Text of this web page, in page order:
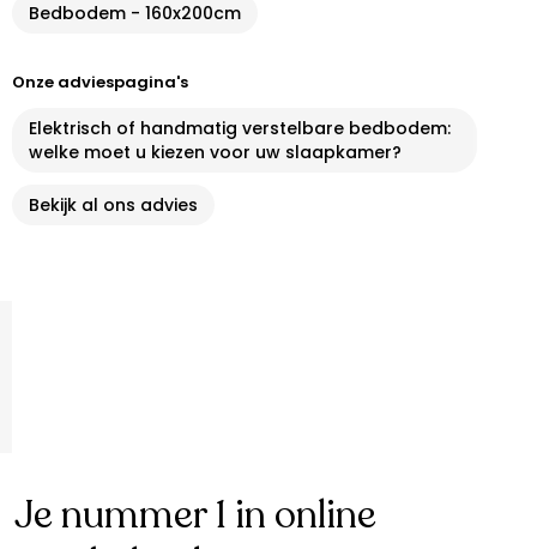
Bedbodem - 160x200cm
Onze adviespagina's
Elektrisch of handmatig verstelbare bedbodem:
welke moet u kiezen voor uw slaapkamer?
Bekijk al ons advies
Je nummer 1 in online